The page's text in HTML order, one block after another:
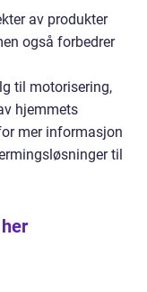
av produkter
også forbedrer
til motorisering,
hjemmets
mer informasjon
til